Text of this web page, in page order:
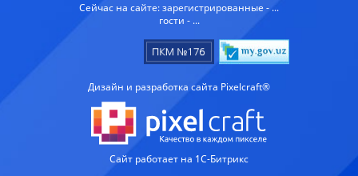
Сейчас на сайте:зарегистрированные - ...
гости - ...
Дизайн и разработка сайта Pixelcraft®
Сайт работает на 1C-Битрикс